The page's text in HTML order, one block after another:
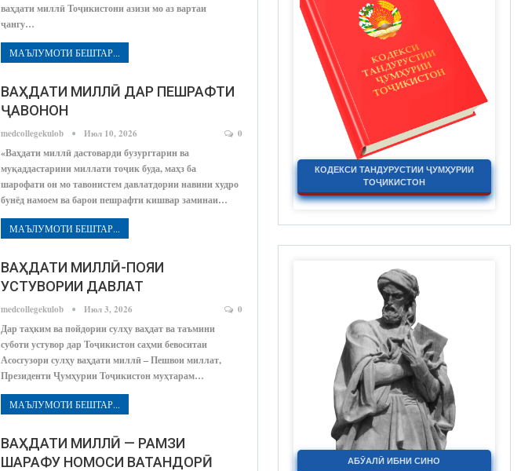
ваҳдати миллӣ Тоҷикистони азизи мо аз вартаи
ҷангу…
МАЪЛУМОТИ БЕШТАР...
ВАҲДАТИ МИЛЛӢ ДАР ПЕШРАФТИ
ҶАВОНОН
medcollegekulob Июл 10, 2026 0
«Ваҳдати миллӣ дастоварди бузургтарин ва
муқаддастарини миллати тоҷик буда, маҳз ба
шарофати он мо тавонистем давлатдории навини худро
бунёд намоем ва барои пешрафти кишвар заминаи…
МАЪЛУМОТИ БЕШТАР...
ВАҲДАТИ МИЛЛӢ-ПОЯИ
УСТУВОРИИ ДАВЛАТ
medcollegekulob Июл 3, 2026 0
Дар таҳким ва пойдории сулҳу ваҳдат ва таъмини
суботи устувор дар Тоҷикистон саҳми бевоситаи
Асосгузори сулҳу ваҳдати миллӣ – Пешвои миллат,
Президенти Ҷумҳурии Тоҷикистон муҳтарам…
МАЪЛУМОТИ БЕШТАР...
ВАҲДАТИ МИЛЛӢ — РАМЗИ
ШАРАФУ НОМОСИ ВАТАНДОРӢ
КОДЕКСИ ТАНДУРУСТИИ ҶУМҲУРИИ
ТОҶИКИСТОН
АБӮАЛӢ ИБНИ СИНО